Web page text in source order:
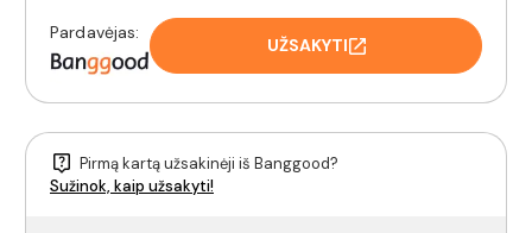
Pardavėjas:
UŽSAKYTI
Pirmą kartą užsakinėji iš Banggood?
Sužinok, kaip užsakyti!